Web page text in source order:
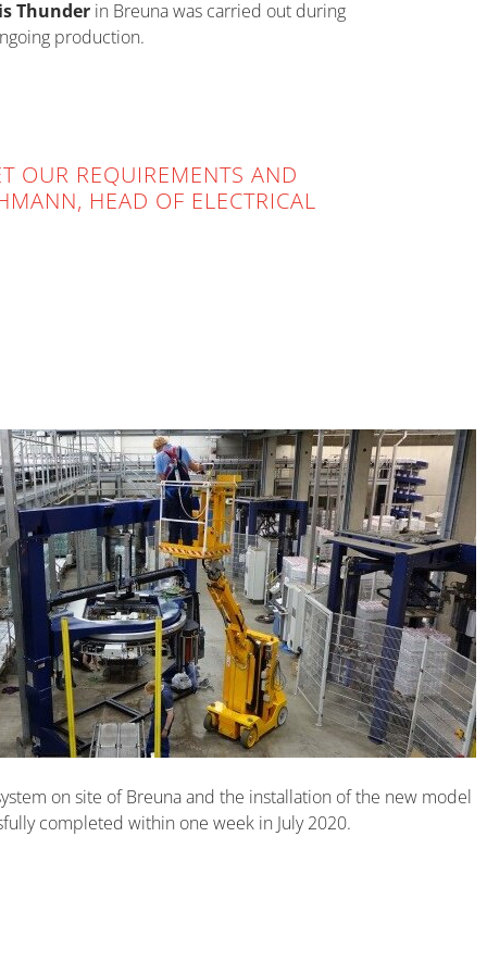
Thunder in Breuna was carried out during
production.
OUR REQUIREMENTS AND
HEAD OF ELECTRICAL
on site of Breuna and the installation of the new model
completed within one week in July 2020.